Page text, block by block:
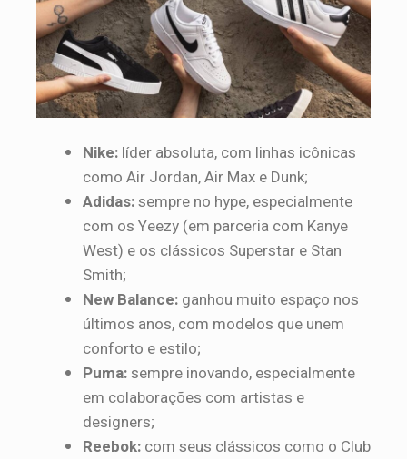
Nike: líder absoluta, com linhas icônicas
como Air Jordan, Air Max e Dunk;
Adidas:sempre no hype, especialmente
com os Yeezy (em parceria com Kanye
West) e os clássicos Superstar e Stan
Smith;
New Balance: ganhou muito espaço nos
últimos anos, com modelos que unem
conforto e estilo;
Puma:sempre inovando, especialmente
em colaborações com artistas e
designers;
Reebok: com seus clássicos como o Club